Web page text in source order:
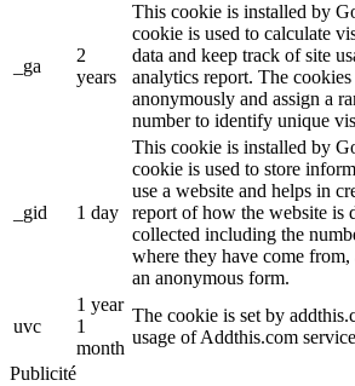
_ga
2
years
This cookie is installed by
cookie is used to calculate
data and keep track of site
analytics report. The
anonymously and assign a
number to identify unique
_gid 1 day
This cookie is installed by
cookie is used to store
use a website and helps in
report of how the website is
collected including the
where they have come
an anonymous form.
uvc
1 year
1
month
The cookie is set by
usage of Addthis.com
Publicité